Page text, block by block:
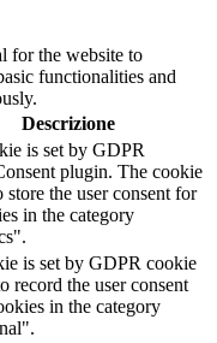
for the website to
functionalities and
Descrizione
is set by GDPR
plugin. The cookie
store the user consent for
in the category
is set by GDPR cookie
record the user consent
in the category